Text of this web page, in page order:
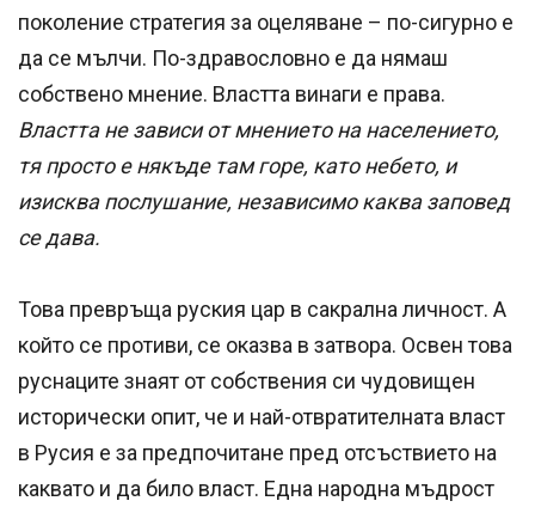
поколение стратегия за оцеляване – по-сигурно е
да се мълчи. По-здравословно е да нямаш
собствено мнение. Властта винаги е права.
Властта не зависи от мнението на населението,
тя просто е някъде там горе, като небето, и
изисква послушание, независимо каква заповед
се дава.
Това превръща руския цар в сакрална личност. А
който се противи, се оказва в затвора. Освен това
руснаците знаят от собствения си чудовищен
исторически опит, че и най-отвратителната власт
в Русия е за предпочитане пред отсъствието на
каквато и да било власт. Една народна мъдрост